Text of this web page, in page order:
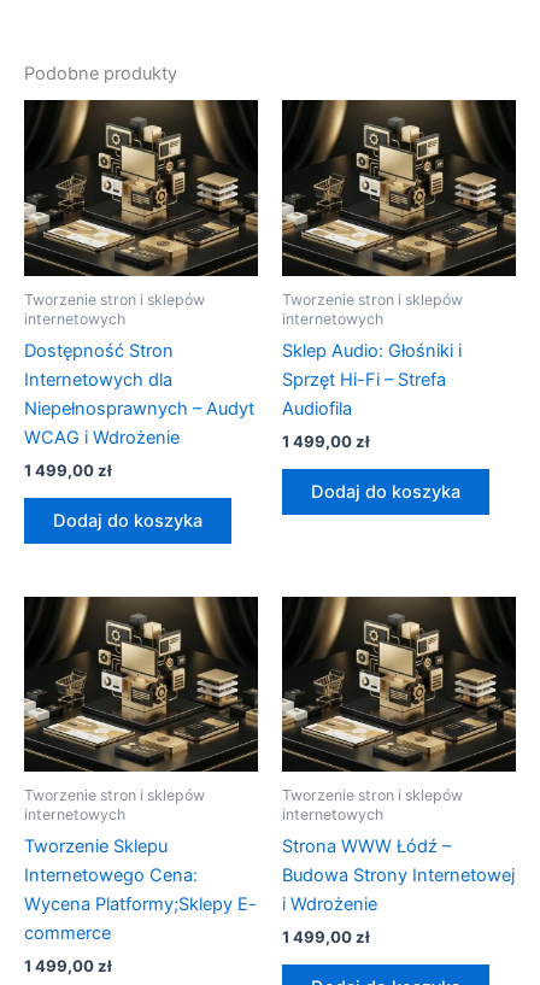
Podobne produkty
Tworzenie stron i sklepów
internetowych
Dostępność Stron
Internetowych dla
Niepełnosprawnych – Audyt
WCAG i Wdrożenie
1 499,00zł
Dodaj do koszyka
Tworzenie stron i sklepów
internetowych
Sklep Audio: Głośniki i
Sprzęt Hi-Fi – Strefa
Audiofila
1 499,00zł
Dodaj do koszyka
Tworzenie stron i sklepów
internetowych
Tworzenie Sklepu
Internetowego Cena:
Wycena Platformy;Sklepy E-
commerce
1 499,00zł
Tworzenie stron i sklepów
internetowych
Strona WWW Łódź –
Budowa Strony Internetowej
i Wdrożenie
1 499,00zł